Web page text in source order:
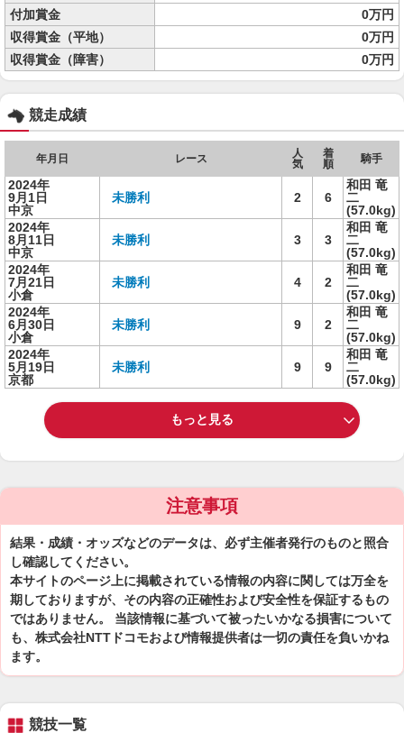
付加賞金
0万円
収得賞金（平地）
0万円
収得賞金（障害）
0万円
競走成績
年月日 レース
人
気
着
順
騎手
2024年
9月1日
中京
未勝利 2 6
和田 竜
二
(57.0kg)
2024年
8月11日
中京
未勝利 3 3
和田 竜
二
(57.0kg)
2024年
7月21日
小倉
未勝利 4 2
和田 竜
二
(57.0kg)
2024年
6月30日
小倉
未勝利 9 2
和田 竜
二
(57.0kg)
2024年
5月19日
京都
未勝利 9 9
和田 竜
二
(57.0kg)
もっと見る
注意事項
結果・成績・オッズなどのデータは、必ず主催者発行のものと照合
し確認してください。
本サイトのページ上に掲載されている情報の内容に関しては万全を
期しておりますが、その内容の正確性および安全性を保証するもの
ではありません。 当該情報に基づいて被ったいかなる損害について
も、株式会社NTTドコモおよび情報提供者は一切の責任を負いかね
ます。
競技一覧